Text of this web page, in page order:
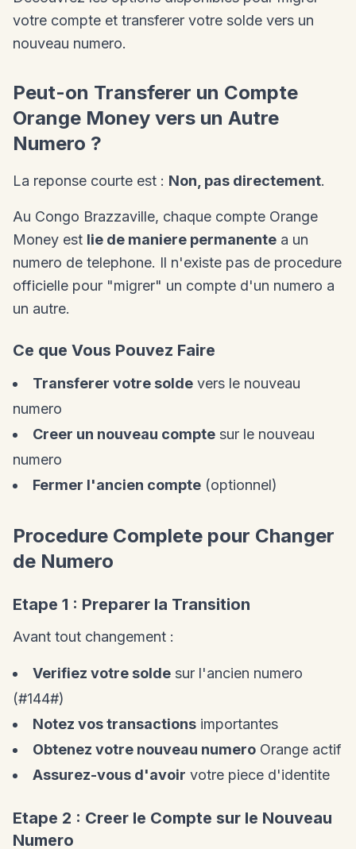
votre compte et transferer votre solde vers un
nouveau numero.
Peut-on Transferer un Compte
Orange Money vers un Autre
Numero ?
La reponse courte est : Non, pas directement.
Au Congo Brazzaville, chaque compte Orange
Money est lie de maniere permanente a un
numero de telephone. Il n'existe pas de procedure
officielle pour "migrer" un compte d'un numero a
un autre.
Ce que Vous Pouvez Faire
Transferer votre solde vers le nouveau
numero
Creer un nouveau compte sur le nouveau
numero
Fermer l'ancien compte (optionnel)
Procedure Complete pour Changer
de Numero
Etape 1 : Preparer la Transition
Avant tout changement :
Verifiez votre solde sur l'ancien numero
(#144#)
Notez vos transactions importantes
Obtenez votre nouveau numero Orange actif
Assurez-vous d'avoir votre piece d'identite
Etape 2 : Creer le Compte sur le Nouveau
Numero